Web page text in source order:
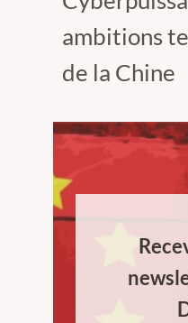
ambitions
de la Chine